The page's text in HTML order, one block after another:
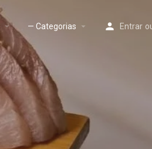
— Categorias Entrar